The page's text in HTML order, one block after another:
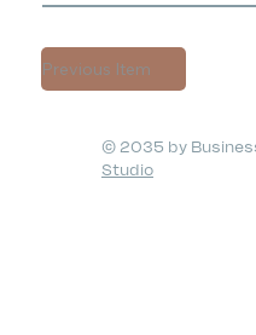
Previous Item
© 2035 by
Studio